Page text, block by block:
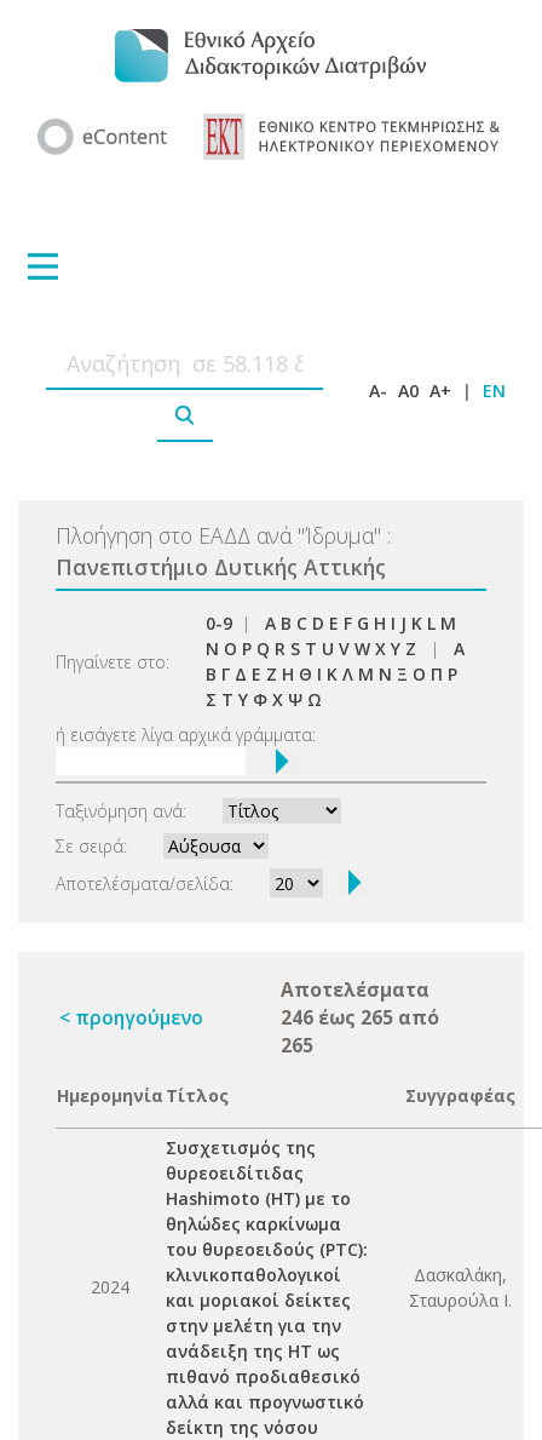
A- A0 A+ | EN
Πλοήγηση στο ΕΑΔΔ ανά "Ίδρυμα" :
Πανεπιστήμιο Δυτικής Αττικής
Πηγαίνετε στο:
0-9 | A B C D E F G H I J K L M
N O P Q R S T U V W X Y Z | Α
Β Γ Δ Ε Ζ Η Θ Ι Κ Λ Μ Ν Ξ Ο Π Ρ
Σ Τ Υ Φ Χ Ψ Ω
ή εισάγετε λίγα αρχικά γράμματα:
Ταξινόμηση ανά:
Σε σειρά:
Αποτελέσματα/σελίδα:
< προηγούμενο
Αποτελέσματα
246 έως 265 από
265
Ημερομηνία Τίτλος Συγγραφέας
2024
Συσχετισμός της
θυρεοειδίτιδας
Hashimoto (HT) με το
θηλώδες καρκίνωμα
του θυρεοειδούς (PTC):
κλινικοπαθολογικοί
και μοριακοί δείκτες
στην μελέτη για την
ανάδειξη της ΗΤ ως
πιθανό προδιαθεσικό
αλλά και προγνωστικό
δείκτη της νόσου
Δασκαλάκη,
Σταυρούλα Ι.